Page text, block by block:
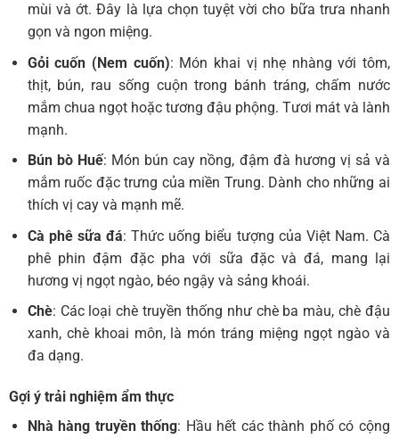
mùi và ớt. Đây là lựa chọn tuyệt vời cho bữa trưa nhanh
gọn và ngon miệng.
Gỏi cuốn (Nem cuốn): Món khai vị nhẹ nhàng với tôm,
thịt, bún, rau sống cuộn trong bánh tráng, chấm nước
mắm chua ngọt hoặc tương đậu phộng. Tươi mát và lành
mạnh.
Bún bò Huế: Món bún cay nồng, đậm đà hương vị sả và
mắm ruốc đặc trưng của miền Trung. Dành cho những ai
thích vị cay và mạnh mẽ.
Cà phê sữa đá: Thức uống biểu tượng của Việt Nam. Cà
phê phin đậm đặc pha với sữa đặc và đá, mang lại
hương vị ngọt ngào, béo ngậy và sảng khoái.
Chè: Các loại chè truyền thống như chè ba màu, chè đậu
xanh, chè khoai môn, là món tráng miệng ngọt ngào và
đa dạng.
Gợi ý trải nghiệm ẩm thực
Nhà hàng truyền thống: Hầu hết các thành phố có cộng